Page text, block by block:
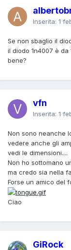
Inserita: 1
Se non sbaglio il
il diodo 1n4007 è
bene?
vfn
Inserita: 1
Non sono neanche
vedere anche gli
vedi le dimensioni....
Non ho sottomano
ma credo sia nella
Forse un amico del
Ciao
GiRock